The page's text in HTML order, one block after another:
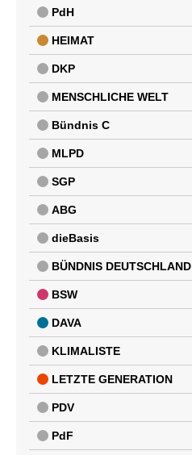
PdH
HEIMAT
DKP
MENSCHLICHE WELT
Bündnis C
MLPD
SGP
ABG
dieBasis
BÜNDNIS DEUTSCHLAND
BSW
DAVA
KLIMALISTE
LETZTE GENERATION
PDV
PdF